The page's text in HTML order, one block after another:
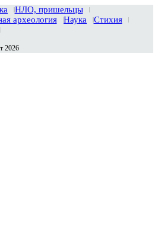
НЛО, пришельцы
археология Наука
Стихия
2026